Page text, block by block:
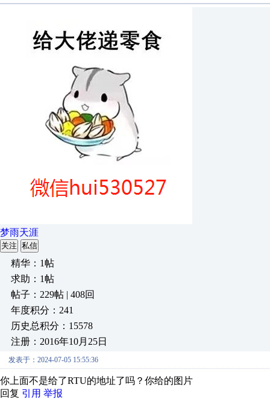
梦雨天涯
关注 私信
精华：1帖
求助：1帖
帖子：229帖 | 408回
年度积分：241
历史总积分：15578
注册：2016年10月25日
发表于：2024-07-05 15:55:36
你上面不是给了RTU的地址了吗？你给的图片
回复 引用 举报